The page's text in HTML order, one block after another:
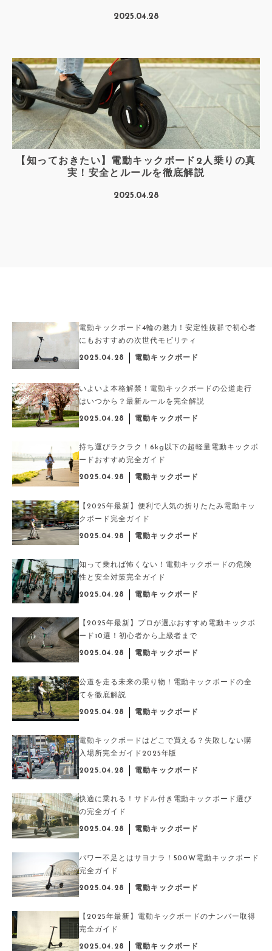
2025.04.28
【知っておきたい】電動キックボード2人乗りの真
実！安全とルールを徹底解説
2025.04.28
電動キックボード4輪の魅力！安定性抜群で初心者
にもおすすめの次世代モビリティ
2025.04.28 電動キックボード
いよいよ本格解禁！電動キックボードの公道走行
はいつから？最新ルールを完全解説
2025.04.28 電動キックボード
持ち運びラクラク！6kg以下の超軽量電動キックボ
ードおすすめ完全ガイド
2025.04.28 電動キックボード
【2025年最新】便利で人気の折りたたみ電動キッ
クボード完全ガイド
2025.04.28 電動キックボード
知って乗れば怖くない！電動キックボードの危険
性と安全対策完全ガイド
2025.04.28 電動キックボード
【2025年最新】プロが選ぶおすすめ電動キックボ
ード10選！初心者から上級者まで
2025.04.28 電動キックボード
公道を走る未来の乗り物！電動キックボードの全
てを徹底解説
2025.04.28 電動キックボード
電動キックボードはどこで買える？失敗しない購
入場所完全ガイド2025年版
2025.04.28 電動キックボード
快適に乗れる！サドル付き電動キックボード選び
の完全ガイド
2025.04.28 電動キックボード
パワー不足とはサヨナラ！500W電動キックボード
完全ガイド
2025.04.28 電動キックボード
【2025年最新】電動キックボードのナンバー取得
完全ガイド
2025.04.28 電動キックボード